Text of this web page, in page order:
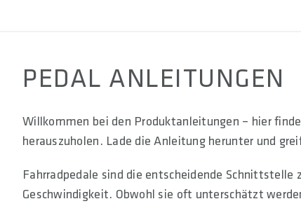
PEDAL ANLEITUNGEN
Willkommen bei den Produktanleitungen – hier
herauszuholen. Lade die Anleitung herunter und
Fahrradpedale sind die entscheidende
Geschwindigkeit. Obwohl sie oft unterschätzt